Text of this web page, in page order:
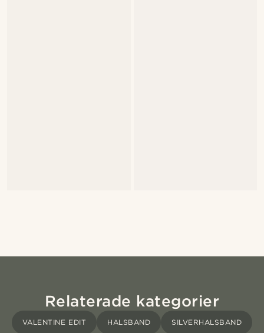
Relaterade kategorier
VALENTINE EDIT HALSBAND SILVERHALSBAND